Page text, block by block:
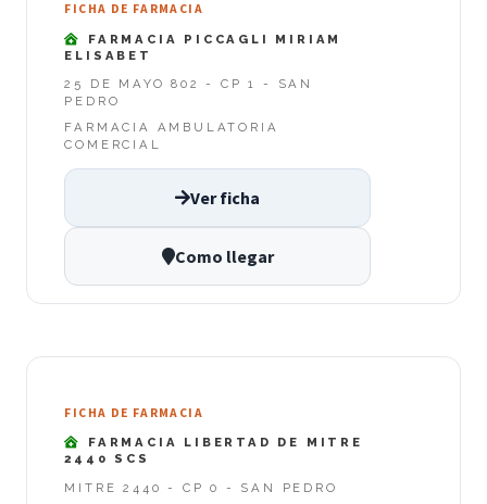
FICHA DE FARMACIA
FARMACIA PICCAGLI MIRIAM
ELISABET
25 DE MAYO 802 - CP 1 - SAN
PEDRO
FARMACIA AMBULATORIA
COMERCIAL
Ver ficha
Como llegar
FICHA DE FARMACIA
FARMACIA LIBERTAD DE MITRE
2440 SCS
MITRE 2440 - CP 0 - SAN PEDRO